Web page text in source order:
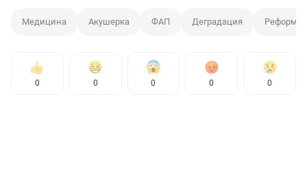
Медицина Акушерка ФАП Деградация Реформа
0 0 0 0 0